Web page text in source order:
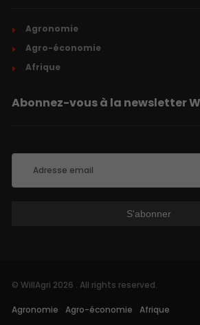
Agronomie
Agro-économie
Afrique
Abonnez-vous à la newsletter
© WillAgri 2026 . All rights reserved.
Agronomie Agro-économie Afrique